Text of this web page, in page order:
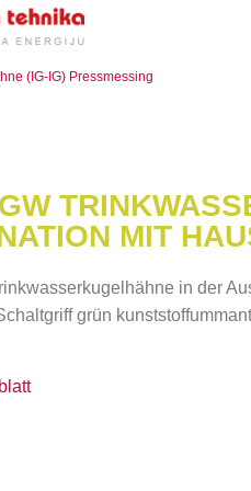
(IG-IG) Pressmessing
MIT
in der
grün